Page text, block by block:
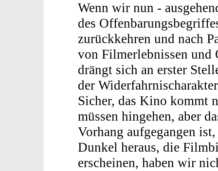
Wenn wir nun -
des
zurückkehren und nach
von Filmerlebnissen und
drängt sich an erster
der
Sicher, das Kino kommt
müssen hingehen, aber
Vorhang aufgegangen
Dunkel heraus, die
erscheinen, haben wir